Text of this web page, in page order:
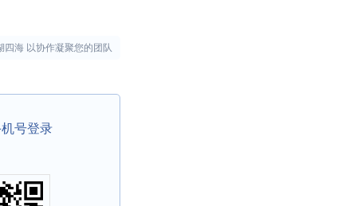
四海 以协作凝聚您的团队
号登录